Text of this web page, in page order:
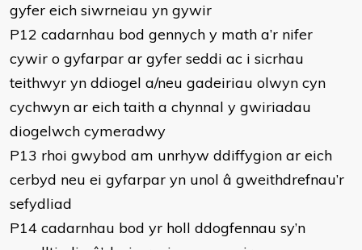
gyfer eich siwrneiau yn gywir
P12 cadarnhau bod gennych y math a’r nifer
cywir o gyfarpar ar gyfer seddi ac i sicrhau
teithwyr yn ddiogel a/neu gadeiriau olwyn cyn
cychwyn ar eich taith a chynnal y gwiriadau
diogelwch cymeradwy
P13 rhoi gwybod am unrhyw ddiffygion ar eich
cerbyd neu ei gyfarpar yn unol â gweithdrefnau’r
sefydliad
P14 cadarnhau bod yr holl ddogfennau sy’n